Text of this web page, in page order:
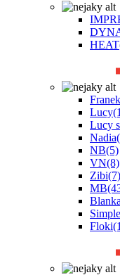
HEAT
Franek
Lucy
Lucy
Nadia
NB(5)
VN(8)
Zibi(7)
MB
Blanka
Simple
Floki